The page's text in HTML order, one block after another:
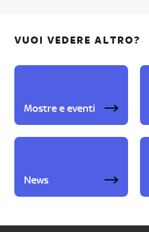
VUOI VEDERE ALTRO?
Mostre e eventi
News